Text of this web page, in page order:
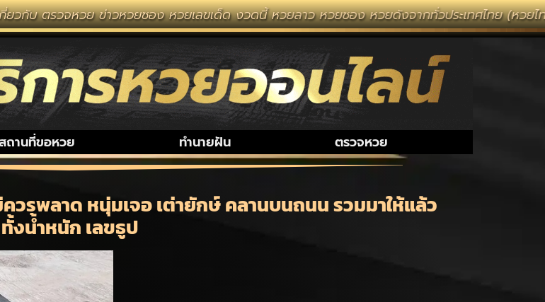
วย ข่าวหวยซอง หวยเลขเด็ด งวดนี้ หวยลาว หวยซอง หวยดังจากทั่วประเทศไทย (หวยไทยรัฐ หวยแม่
ถานที่ขอหวย ทำนายฝัน ตรวจหวย
วรพลาด หนุ่มเจอ เต่ายักษ์ คลานบนถนน รวมมาให้แล้ว
ทั้งน้ำหนัก เลขธูป